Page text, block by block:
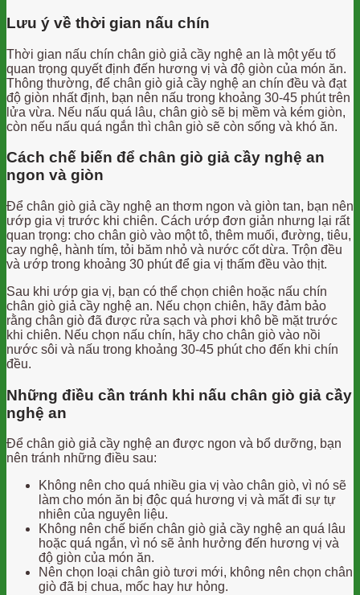
Lưu ý về thời gian nấu chín
Thời gian nấu chín chân giò giả cầy nghệ an là một yếu tố
quan trọng quyết định đến hương vị và độ giòn của món ăn.
Thông thường, để chân giò giả cầy nghệ an chín đều và đạt
độ giòn nhất định, bạn nên nấu trong khoảng 30-45 phút trên
lửa vừa. Nếu nấu quá lâu, chân giò sẽ bị mềm và kém giòn,
còn nếu nấu quá ngắn thì chân giò sẽ còn sống và khó ăn.
Cách chế biến để chân giò giả cầy nghệ an
ngon và giòn
Để chân giò giả cầy nghệ an thơm ngon và giòn tan, bạn nên
ướp gia vị trước khi chiên. Cách ướp đơn giản nhưng lại rất
quan trọng: cho chân giò vào một tô, thêm muối, đường, tiêu,
cay nghệ, hành tím, tỏi băm nhỏ và nước cốt dừa. Trộn đều
và ướp trong khoảng 30 phút để gia vị thấm đều vào thịt.
Sau khi ướp gia vị, bạn có thể chọn chiên hoặc nấu chín
chân giò giả cầy nghệ an. Nếu chọn chiên, hãy đảm bảo
rằng chân giò đã được rửa sạch và phơi khô bề mặt trước
khi chiên. Nếu chọn nấu chín, hãy cho chân giò vào nồi
nước sôi và nấu trong khoảng 30-45 phút cho đến khi chín
đều.
Những điều cần tránh khi nấu chân giò giả cầy
nghệ an
Để chân giò giả cầy nghệ an được ngon và bổ dưỡng, bạn
nên tránh những điều sau:
Không nên cho quá nhiều gia vị vào chân giò, vì nó sẽ
làm cho món ăn bị độc quá hương vị và mất đi sự tự
nhiên của nguyên liệu.
Không nên chế biến chân giò giả cầy nghệ an quá lâu
hoặc quá ngắn, vì nó sẽ ảnh hưởng đến hương vị và
độ giòn của món ăn.
Nên chọn loại chân giò tươi mới, không nên chọn chân
giò đã bị chua, mốc hay hư hỏng.